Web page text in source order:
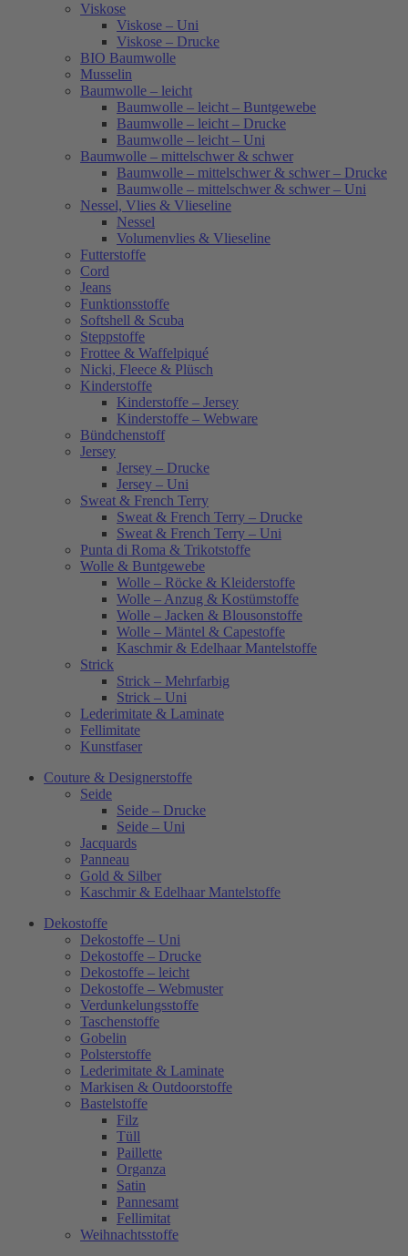
Viskose
Viskose – Uni
Viskose – Drucke
BIO Baumwolle
Musselin
Baumwolle – leicht
Baumwolle – leicht – Buntgewebe
Baumwolle – leicht – Drucke
Baumwolle – leicht – Uni
Baumwolle – mittelschwer & schwer
Baumwolle – mittelschwer & schwer – Drucke
Baumwolle – mittelschwer & schwer – Uni
Nessel, Vlies & Vlieseline
Nessel
Volumenvlies & Vlieseline
Futterstoffe
Cord
Jeans
Funktionsstoffe
Softshell & Scuba
Steppstoffe
Frottee & Waffelpiqué
Nicki, Fleece & Plüsch
Kinderstoffe
Kinderstoffe – Jersey
Kinderstoffe – Webware
Bündchenstoff
Jersey
Jersey – Drucke
Jersey – Uni
Sweat & French Terry
Sweat & French Terry – Drucke
Sweat & French Terry – Uni
Punta di Roma & Trikotstoffe
Wolle & Buntgewebe
Wolle – Röcke & Kleiderstoffe
Wolle – Anzug & Kostümstoffe
Wolle – Jacken & Blousonstoffe
Wolle – Mäntel & Capestoffe
Kaschmir & Edelhaar Mantelstoffe
Strick
Strick – Mehrfarbig
Strick – Uni
Lederimitate & Laminate
Fellimitate
Kunstfaser
Couture & Designerstoffe
Seide
Seide – Drucke
Seide – Uni
Jacquards
Panneau
Gold & Silber
Kaschmir & Edelhaar Mantelstoffe
Dekostoffe
Dekostoffe – Uni
Dekostoffe – Drucke
Dekostoffe – leicht
Dekostoffe – Webmuster
Verdunkelungsstoffe
Taschenstoffe
Gobelin
Polsterstoffe
Lederimitate & Laminate
Markisen & Outdoorstoffe
Bastelstoffe
Filz
Tüll
Paillette
Organza
Satin
Pannesamt
Fellimitat
Weihnachtsstoffe